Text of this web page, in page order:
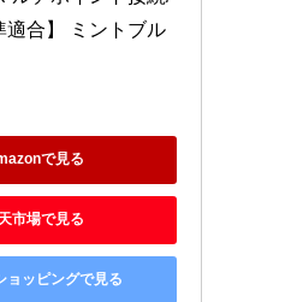
適合】 ミントブル
で見る
市場で見る
ョッピングで見る